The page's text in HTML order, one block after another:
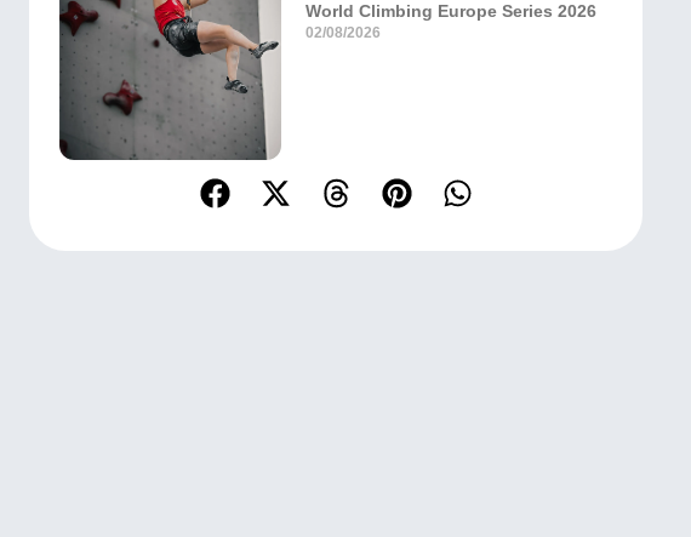
World Climbing Europe Series 2026
02/08/2026